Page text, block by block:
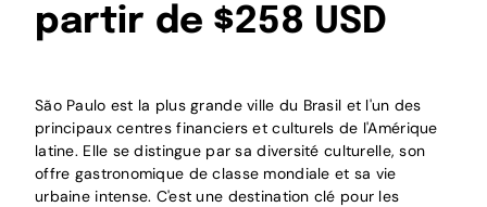
partir de $258 USD
São Paulo est la plus grande ville du Brasil et l'un des
principaux centres financiers et culturels de l'Amérique
latine. Elle se distingue par sa diversité culturelle, son
offre gastronomique de classe mondiale et sa vie
urbaine intense. C'est une destination clé pour les